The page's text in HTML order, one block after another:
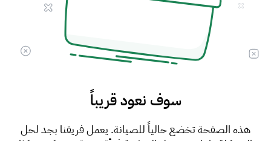
سوف نعود قريباً
هذه الصفحة تخضع حالياً للصيانة. يعمل فريقنا بجد لحل